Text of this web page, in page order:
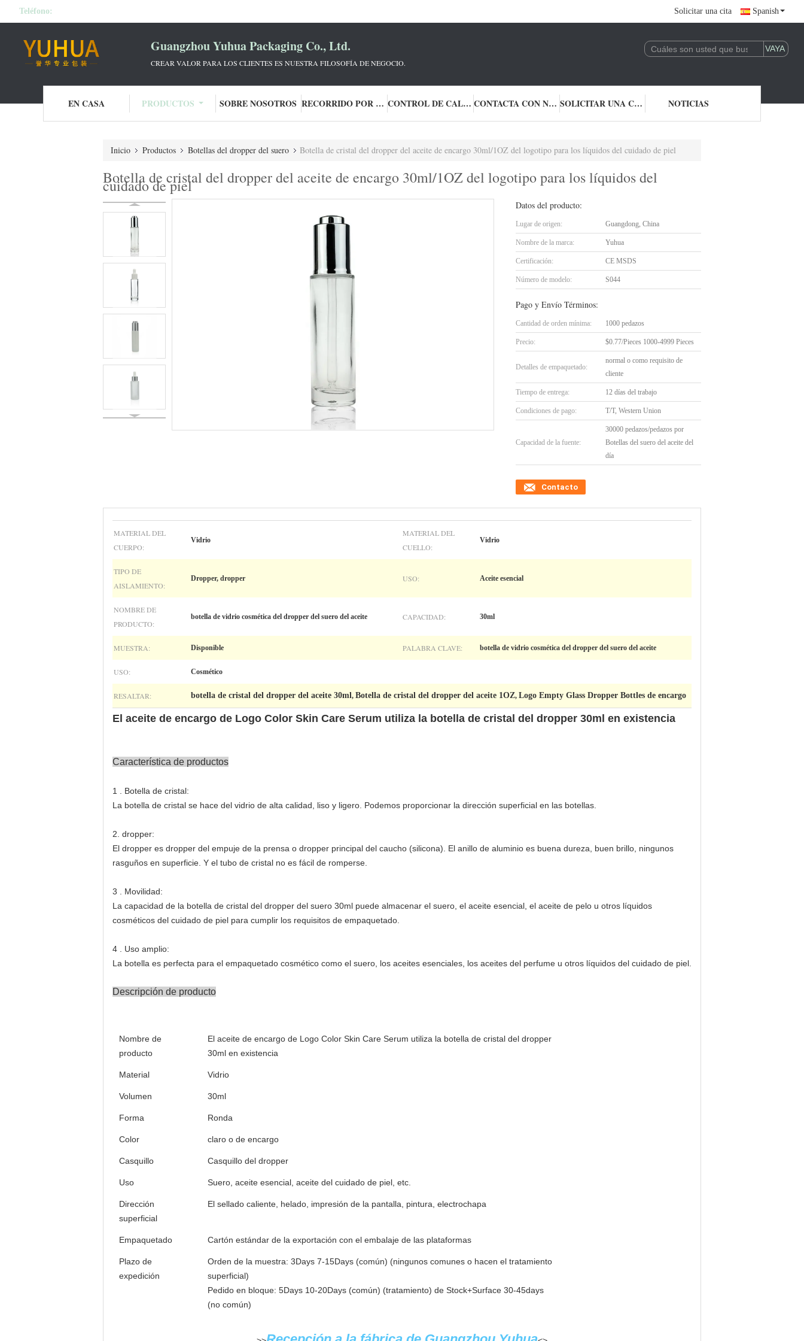
Teléfono: Solicitar una cita Spanish
Guangzhou Yuhua Packaging Co., Ltd.
CREAR VALOR PARA LOS CLIENTES ES NUESTRA FILOSOFÍA DE NEGOCIO.
EN CASA PRODUCTOS SOBRE NOSOTROS RECORRIDO POR LA FÁBRICA CONTROL DE CALIDAD CONTACTA CON NOSOTROS SOLICITAR UNA CITA NOTICIAS
Inicio Productos Botellas del dropper del suero Botella de cristal del dropper del aceite de encargo 30ml/1OZ del logotipo para los líquidos del cuidado de piel
Botella de cristal del dropper del aceite de encargo 30ml/1OZ del logotipo para los líquidos del
cuidado de piel
Datos del producto:
Lugar de origen: Guangdong, China
Nombre de la marca: Yuhua
Certificación: CE MSDS
Número de modelo: S044
Pago y Envío Términos:
Cantidad de orden mínima: 1000 pedazos
Precio: $0.77/Pieces 1000-4999 Pieces
Detalles de empaquetado:
normal o como requisito de
cliente
Tiempo de entrega: 12 días del trabajo
Condiciones de pago: T/T, Western Union
Capacidad de la fuente:
30000 pedazos/pedazos por
Botellas del suero del aceite del
día
Contacto
MATERIAL DEL
CUERPO:
Vidrio
MATERIAL DEL
CUELLO:
Vidrio
TIPO DE
AISLAMIENTO:
Dropper, dropper USO: Aceite esencial
NOMBRE DE
PRODUCTO:
botella de vidrio cosmética del dropper del suero del aceite CAPACIDAD: 30ml
MUESTRA: Disponible PALABRA CLAVE: botella de vidrio cosmética del dropper del suero del aceite
USO: Cosmético
RESALTAR: botella de cristal del dropper del aceite 30ml, Botella de cristal del dropper del aceite 1OZ, Logo Empty Glass Dropper Bottles de encargo
El aceite de encargo de Logo Color Skin Care Serum utiliza la botella de cristal del dropper 30ml en existencia
Característica de productos
1 . Botella de cristal:
La botella de cristal se hace del vidrio de alta calidad, liso y ligero. Podemos proporcionar la dirección superficial en las botellas.
2. dropper:
El dropper es dropper del empuje de la prensa o dropper principal del caucho (silicona) . El anillo de aluminio es buena dureza, buen brillo, ningunos
rasguños en superficie. Y el tubo de cristal no es fácil de romperse.
3 . Movilidad:
La capacidad de la botella de cristal del dropper del suero 30ml puede almacenar el suero, el aceite esencial, el aceite de pelo u otros líquidos
cosméticos del cuidado de piel para cumplir los requisitos de empaquetado.
4 . Uso amplio:
La botella es perfecta para el empaquetado cosmético como el suero, los aceites esenciales, los aceites del perfume u otros líquidos del cuidado de piel.
Descripción de producto
Nombre de
producto
El aceite de encargo de Logo Color Skin Care Serum utiliza la botella de cristal del dropper
30ml en existencia
Material Vidrio
Volumen 30ml
Forma Ronda
Color claro o de encargo
Casquillo Casquillo del dropper
Uso Suero, aceite esencial, aceite del cuidado de piel, etc.
Dirección
superficial
El sellado caliente, helado, impresión de la pantalla, pintura, electrochapa
Empaquetado Cartón estándar de la exportación con el embalaje de las plataformas
Plazo de
expedición
Orden de la muestra: 3Days 7-15Days (común) (ningunos comunes o hacen el tratamiento
superficial)
Pedido en bloque: 5Days 10-20Days (común) (tratamiento) de Stock+Surface 30-45days
(no común)